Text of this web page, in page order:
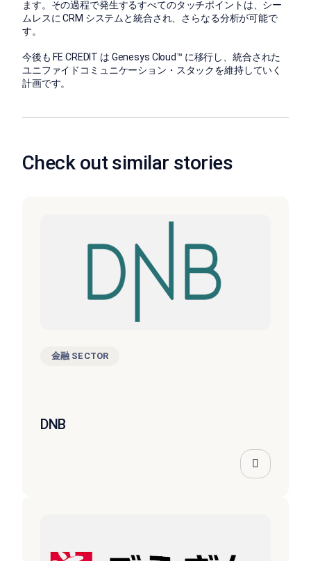
ます。その過程で発生するすべてのタッチポイントは、シー
ムレスに CRM システムと統合され、さらなる分析が可能で
す。
今後も FE CREDIT は Genesys Cloud™ に移行し、統合された
ユニファイドコミュニケーション・スタックを維持していく
計画です。
Check out similar stories
金融 SECTOR
DNB